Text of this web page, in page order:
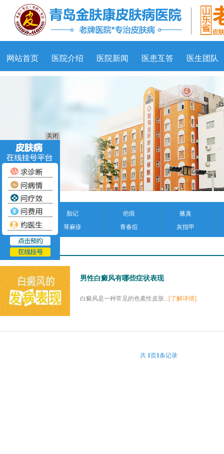
网站首页 医院介绍 医院新闻 医患互答 医生团队
胎记 疤痕
腋臭
荨麻疹
青春痘 灰指甲
男性白癜风
男性白癜风有哪些症状表现
白癜风是一种常见的色素性皮肤...[了解详情]
共 1页1条记录
关闭